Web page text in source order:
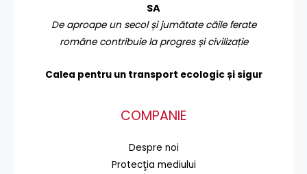
SA
De aproape un secol și jumătate căile ferate
române contribuie la progres și civilizație
Calea pentru un transport ecologic și sigur
COMPANIE
Despre noi
Protecţia mediului